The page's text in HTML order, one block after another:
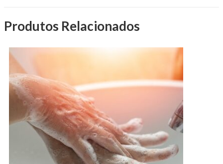
Produtos Relacionados